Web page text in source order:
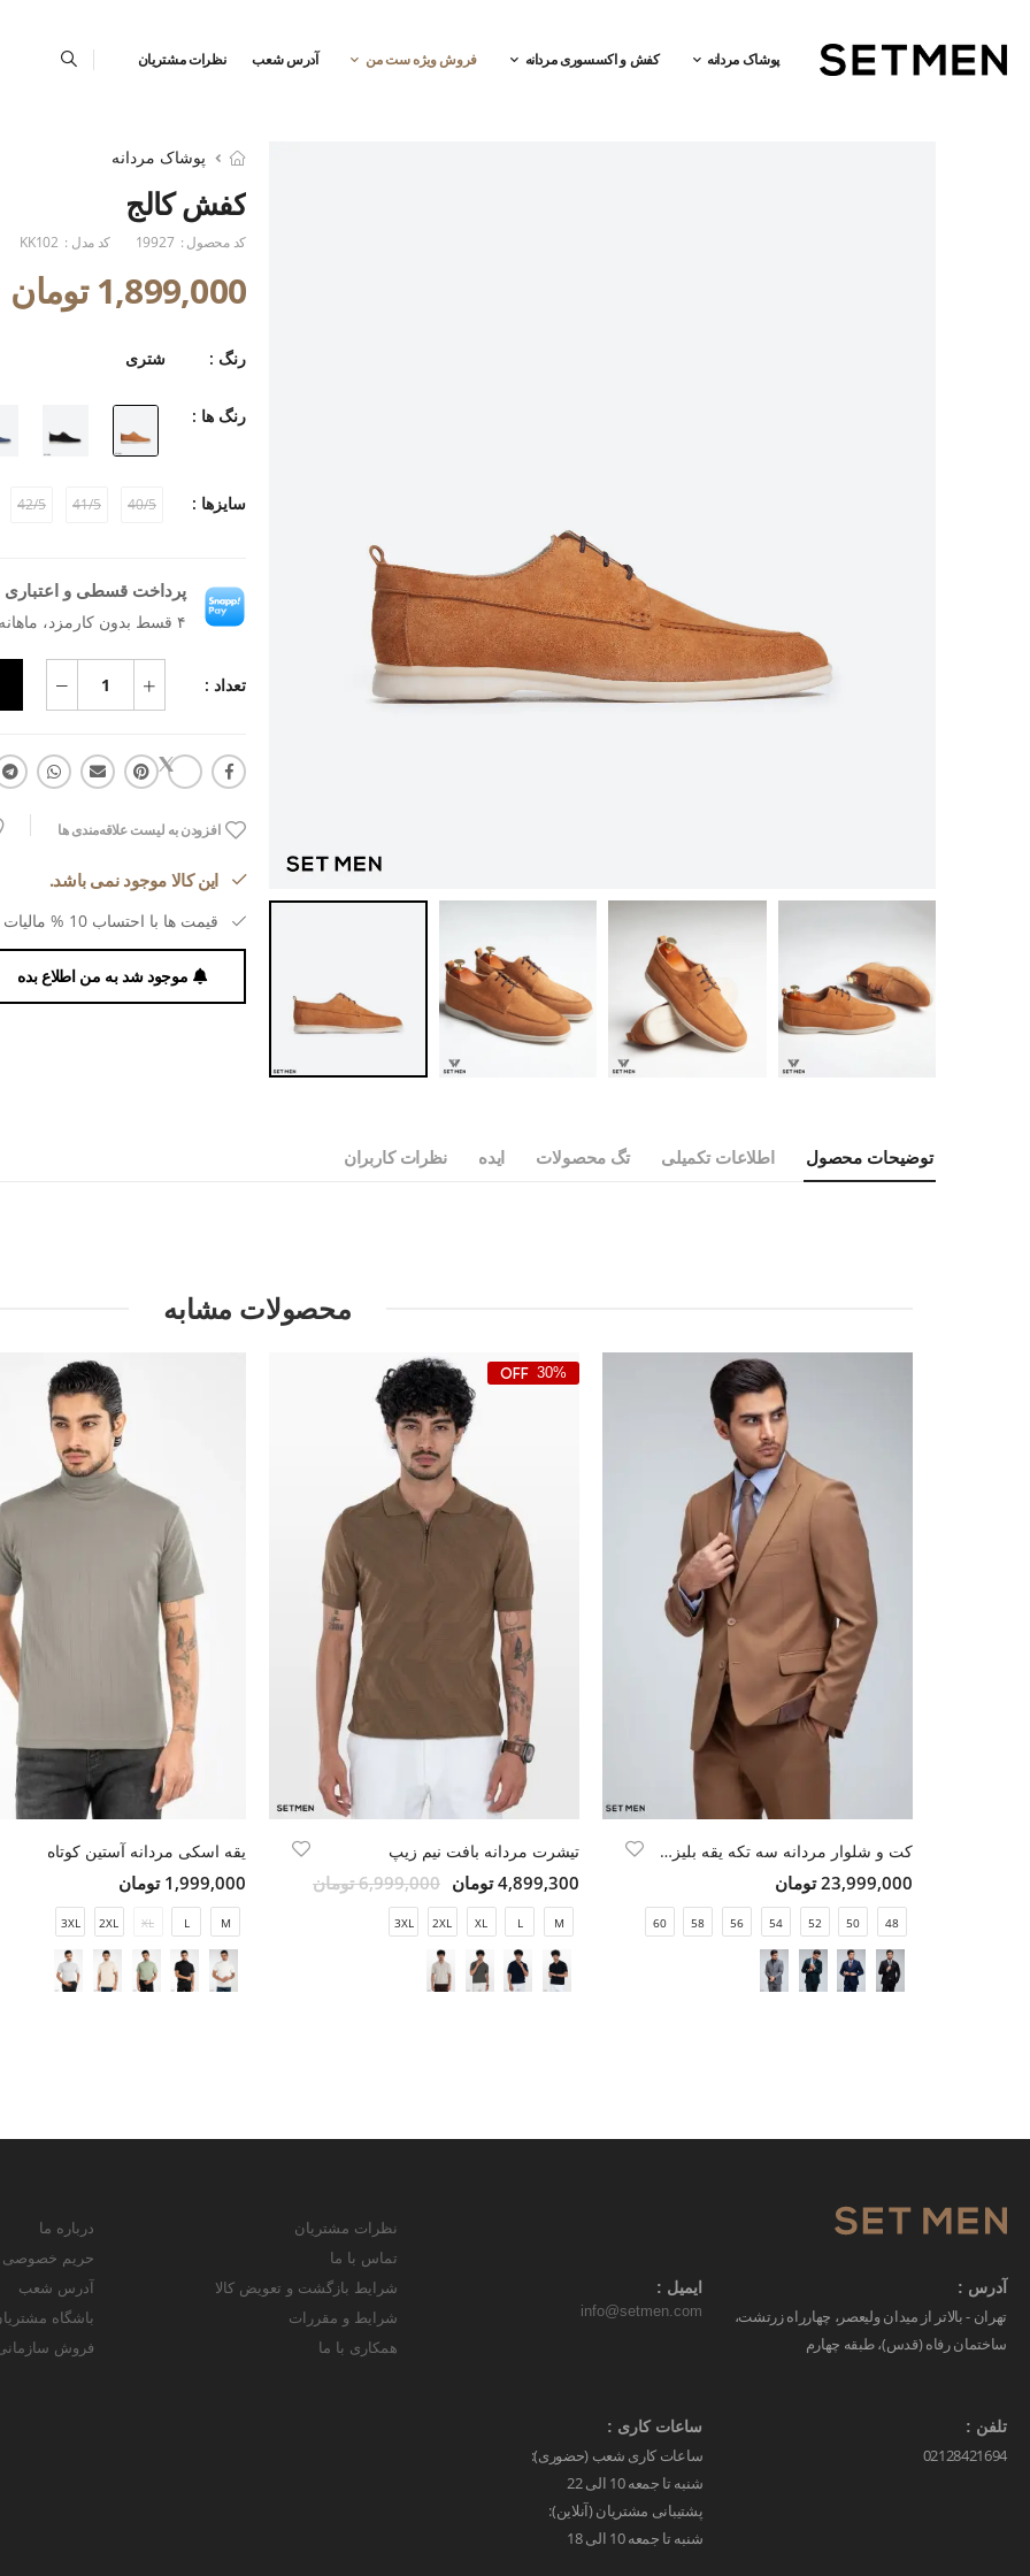
پوشاک مردانه کفش و اکسسوری مردانه فروش ویژه ست من آدرس شعب نظرات مشتریان
پوشاک مردانه
کفش کالج
کد محصول : 19927 کد مدل : KK102
1,899,000 تومان
رنگ : شتری
رنگ ها :
سایزها : 40/5
41/5
42/5
پرداخت قسطی و اعتباری
۴ قسط بدون کارمزد، ماهانه ۴۳۱٬۵۹۱ تومان
تعداد :
افزودن به لیست علاقه‌مندی ها
این کالا موجود نمی باشد.
قیمت ها با احتساب 10 % مالیات بر ارزش افزوده می باشد.
موجود شد به من اطلاع بده
توضیحات محصول اطلاعات تکمیلی تگ محصولات ایده نظرات کاربران
محصولات مشابه
کت و شلوار مردانه سه تکه یقه بلیزر دو دکمه دو چاک
23,999,000 تومان
48
50
52
54
56
58
60
30%
تیشرت مردانه بافت نیم زیپ
4,899,300 تومان 6,999,000 تومان
M
L
XL
2XL
3XL
یقه اسکی مردانه آستین کوتاه
1,999,000 تومان
M
L
XL
2XL
3XL
آدرس :
تهران - بالاتر از میدان ولیعصر، چهارراه زرتشت،
ساختمان رفاه (قدس)، طبقه چهارم
ایمیل :
info@setmen.com
تلفن :
02128421694
ساعات کاری :
ساعات کاری شعب (حضوری):
شنبه تا جمعه 10 الی 22
پشتیبانی مشتریان (آنلاین):
شنبه تا جمعه 10 الی 18
نظرات مشتریان
تماس با ما
شرایط بازگشت و تعویض کالا
شرایط و مقررات
همکاری با ما
درباره ما
حریم خصوصی
آدرس شعب
باشگاه
فروش